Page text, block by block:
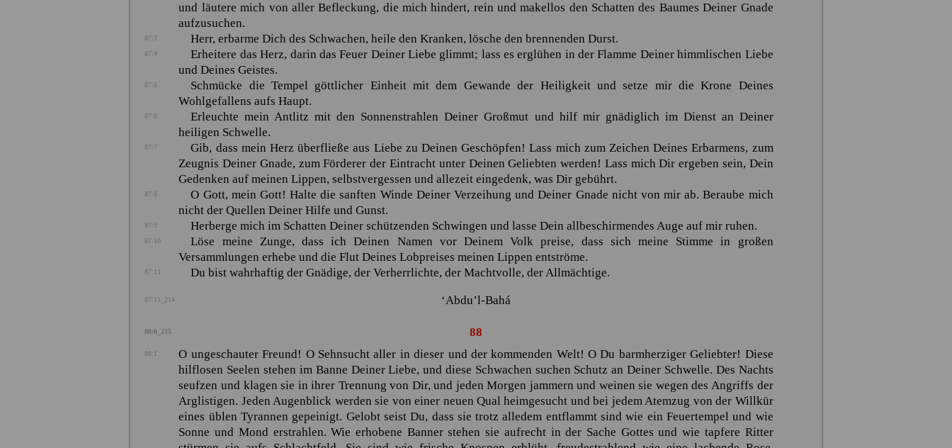
und läutere mich von aller Befleckung, die mich hindert, rein und makellos den Schatten des Baumes Deiner Gnade
aufzusuchen.
87:3 Herr, erbarme Dich des Schwachen, heile den Kranken, lösche den brennenden Durst.
87:4
Erheitere das Herz, darin das Feuer Deiner Liebe glimmt; lass es erglühen in der Flamme Deiner himmlischen Liebe
und Deines Geistes.
87:5
Schmücke die Tempel göttlicher Einheit mit dem Gewande der Heiligkeit und setze mir die Krone Deines
Wohlgefallens aufs Haupt.
87:6
Erleuchte mein Antlitz mit den Sonnenstrahlen Deiner Großmut und hilf mir gnädiglich im Dienst an Deiner
heiligen Schwelle.
87:7
Gib, dass mein Herz überfließe aus Liebe zu Deinen Geschöpfen! Lass mich zum Zeichen Deines Erbarmens, zum
Zeugnis Deiner Gnade, zum Förderer der Eintracht unter Deinen Geliebten werden! Lass mich Dir ergeben sein, Dein
Gedenken auf meinen Lippen, selbstvergessen und allezeit eingedenk, was Dir gebührt.
87:8
O Gott, mein Gott! Halte die sanften Winde Deiner Verzeihung und Deiner Gnade nicht von mir ab. Beraube mich
nicht der Quellen Deiner Hilfe und Gunst.
87:9 Herberge mich im Schatten Deiner schützenden Schwingen und lasse Dein allbeschirmendes Auge auf mir ruhen.
87:10
Löse meine Zunge, dass ich Deinen Namen vor Deinem Volk preise, dass sich meine Stimme in großen
Versammlungen erhebe und die Flut Deines Lobpreises meinen Lippen entströme.
87:11 Du bist wahrhaftig der Gnädige, der Verherrlichte, der Machtvolle, der Allmächtige.
87:11_214 ‘Abdu’l-Bahá
88:0_215 88
88:1
O ungeschauter Freund! O Sehnsucht aller in dieser und der kommenden Welt! O Du barmherziger Geliebter! Diese
hilflosen Seelen stehen im Banne Deiner Liebe, und diese Schwachen suchen Schutz an Deiner Schwelle. Des Nachts
seufzen und klagen sie in ihrer Trennung von Dir, und jeden Morgen jammern und weinen sie wegen des Angriffs der
Arglistigen. Jeden Augenblick werden sie von einer neuen Qual heimgesucht und bei jedem Atemzug von der Willkür
eines üblen Tyrannen gepeinigt. Gelobt seist Du, dass sie trotz alledem entflammt sind wie ein Feuertempel und wie
Sonne und Mond erstrahlen. Wie erhobene Banner stehen sie aufrecht in der Sache Gottes und wie tapfere Ritter